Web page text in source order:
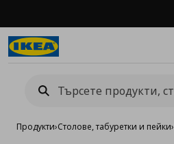
Продукти›Столове, табуретки и пейки›